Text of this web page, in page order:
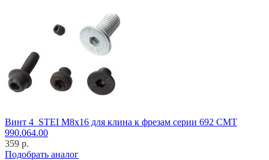
Винт 4_STEI M8x16 для клина к фрезам серии 692 CMT
990.064.00
359 р.
Подобрать аналог